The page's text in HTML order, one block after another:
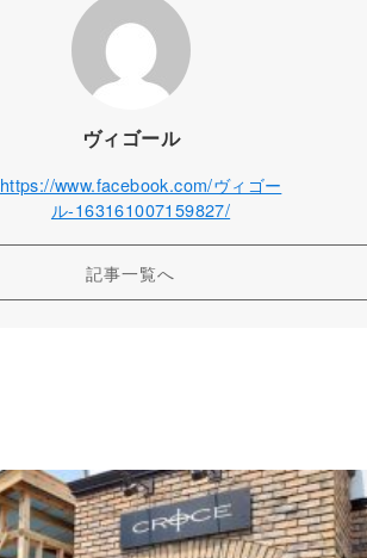
ヴィゴール
https://www.facebook.com/ヴィゴー
ル-163161007159827/
記事一覧へ